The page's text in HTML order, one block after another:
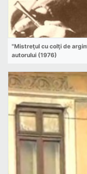
"Mistreţul cu colţi de
autorului (1976)